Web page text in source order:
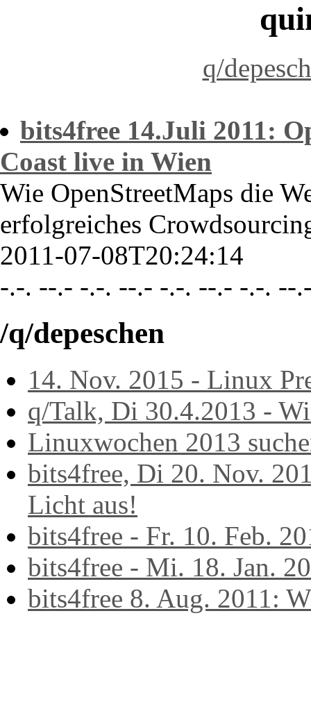
q/
bits4free 14.Juli 2011:
Coast live in Wien
Wie OpenStreetMaps die
erfolgreiches
2011-07-08T20:24:14
-.-. --.- -.-. --.- -.-. --.- -.-. --
/q/depeschen
14. Nov. 2015 - Linux
q/Talk, Di 30.4.2013 -
Linuxwochen 2013
bits4free, Di 20. Nov.
Licht aus!
bits4free - Fr. 10. Feb.
bits4free - Mi. 18. Jan.
bits4free 8. Aug. 2011: